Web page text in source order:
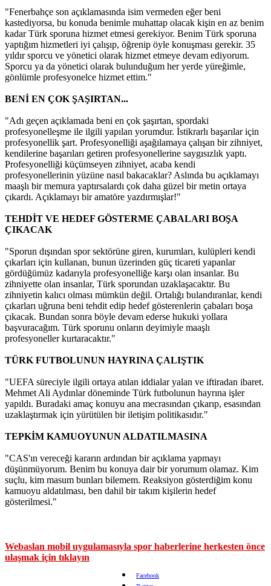
"Fenerbahçe son açıklamasında isim vermeden eğer beni
kastediyorsa, bu konuda benimle muhattap olacak kişin en az benim
kadar Türk sporuna hizmet etmesi gerekiyor. Benim Türk sporuna
yaptığım hizmetleri iyi çalışıp, öğrenip öyle konuşması gerekir. 35
yıldır sporcu ve yönetici olarak hizmet etmeye devam ediyorum.
Sporcu ya da yönetici olarak bulunduğum her yerde yüreğimle,
gönlümle profesyonelce hizmet ettim."
BENİ EN ÇOK ŞAŞIRTAN...
"Adı geçen açıklamada beni en çok şaşırtan, spordaki
profesyonelleşme ile ilgili yapılan yorumdur. İstikrarlı başarılar için
profesyonellik şart. Profesyonelliği aşağılamaya çalışan bir zihniyet,
kendilerine başarıları getiren profesyonellerine saygısızlık yaptı.
Profesyonelliği küçümseyen zihniyet, acaba kendi
profesyonellerinin yüzüne nasıl bakacaklar? Aslında bu açıklamayı
maaşlı bir memura yaptırsalardı çok daha güzel bir metin ortaya
çıkardı. Açıklamayı bir amatöre yazdırmışlar!"
TEHDİT VE HEDEF GÖSTERME ÇABALARI BOŞA
ÇIKACAK
"Sporun dışından spor sektörüne giren, kurumları, kulüpleri kendi
çıkarları için kullanan, bunun üzerinden güç ticareti yapanlar
gördüğümüz kadarıyla profesyonelliğe karşı olan insanlar. Bu
zihniyette olan insanlar, Türk sporundan uzaklaşacaktır. Bu
zihniyetin kalıcı olması mümkün değil. Ortalığı bulandıranlar, kendi
çıkarları uğruna beni tehdit edip hedef gösterenlerin çabaları boşa
çıkacak. Bundan sonra böyle devam ederse hukuki yollara
başvuracağım. Türk sporunu onların deyimiyle maaşlı
profesyoneller kurtaracaktır."
TÜRK FUTBOLUNUN HAYRINA ÇALIŞTIK
"UEFA süreciyle ilgili ortaya atılan iddialar yalan ve iftiradan ibaret.
Mehmet Ali Aydınlar döneminde Türk futbolunun hayrına işler
yapıldı. Buradaki amaç konuyu ana mecrasından çıkarıp, esasından
uzaklaştırmak için yürütülen bir iletişim politikasıdır."
TEPKİM KAMUOYUNUN ALDATILMASINA
"CAS'ın vereceği kararın ardından bir açıklama yapmayı
düşünmüyorum. Benim bu konuya dair bir yorumum olamaz. Kim
suçlu, kim masum bunları bilemem. Reaksiyon gösterdiğim konu
kamuoyu aldatılması, ben dahil bir takım kişilerin hedef
gösterilmesi."
Webaslan mobil uygulamasıyla spor haberlerine herkesten önce
ulaşmak için tıklayın
Facebook